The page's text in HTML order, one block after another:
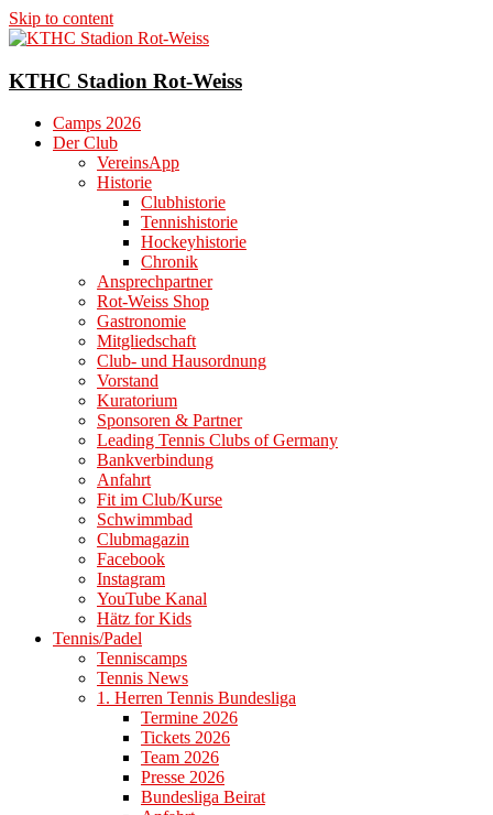
Skip to content
KTHC Stadion Rot-Weiss
Camps 2026
Der Club
VereinsApp
Historie
Clubhistorie
Tennishistorie
Hockeyhistorie
Chronik
Ansprechpartner
Rot-Weiss Shop
Gastronomie
Mitgliedschaft
Club- und Hausordnung
Vorstand
Kuratorium
Sponsoren & Partner
Leading Tennis Clubs of Germany
Bankverbindung
Anfahrt
Fit im Club/Kurse
Schwimmbad
Clubmagazin
Facebook
Instagram
YouTube Kanal
Hätz for Kids
Tennis/Padel
Tenniscamps
Tennis News
1. Herren Tennis Bundesliga
Termine 2026
Tickets 2026
Team 2026
Presse 2026
Bundesliga Beirat